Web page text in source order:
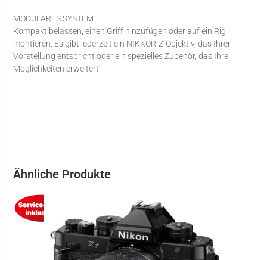
MODULARES SYSTEM
Kompakt belassen, einen Griff hinzufügen oder auf ein Rig
montieren. Es gibt jederzeit ein NIKKOR-Z-Objektiv, das Ihrer
Vorstellung entspricht oder ein spezielles Zubehör, das Ihre
Möglichkeiten erweitert.
Ähnliche Produkte